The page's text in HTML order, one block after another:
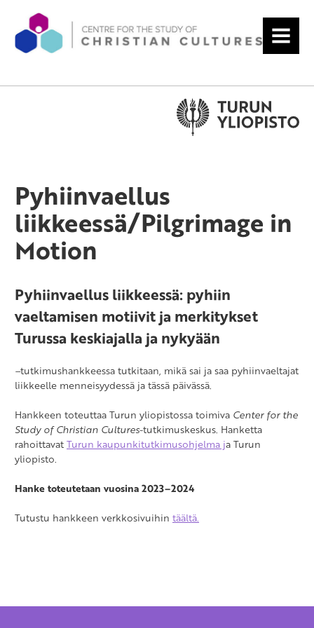
MENU
Pyhiinvaellus
liikkeessä/Pilgrimage in
Motion
Pyhiinvaellus liikkeessä: pyhiin
vaeltamisen motiivit ja merkitykset
Turussa keskiajalla ja nykyään
–tutkimushankkeessa tutkitaan, mikä sai ja saa pyhiinvaeltajat
liikkeelle menneisyydessä ja tässä päivässä.
Hankkeen toteuttaa Turun yliopistossa toimiva Center for the
Study of Christian Cultures-tutkimuskeskus. Hanketta
rahoittavatTurun kaupunkitutkimusohjelma ja Turun
yliopisto.
Hanke toteutetaan vuosina 2023–2024
Tutustu hankkeen verkkosivuihin täältä.